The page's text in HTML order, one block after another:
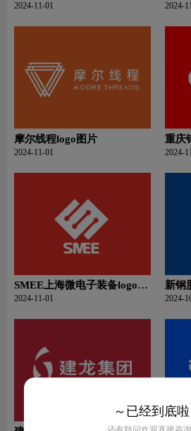
2024-11-01 2024-
摩尔线程logo图片
2024-11-01
重庆
2024-
SMEE上海微电子装备logo图
片
2024-11-01
新钢
2024-
～已经到底啦